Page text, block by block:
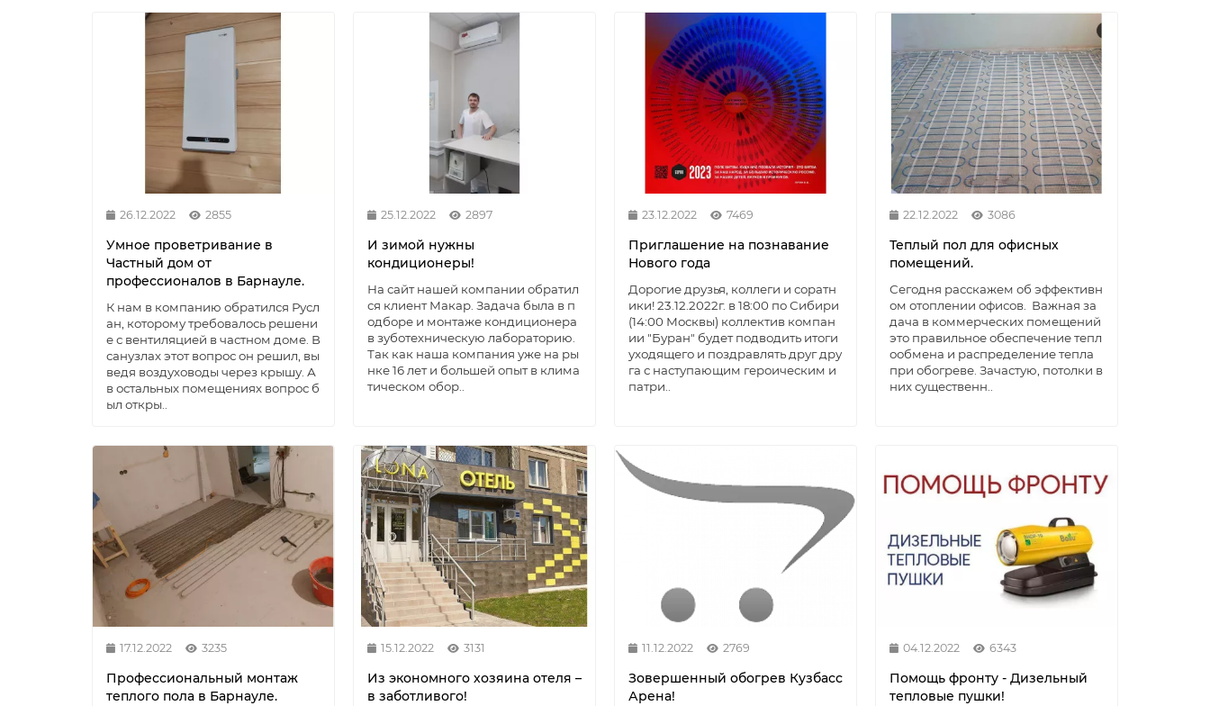
26.12.2022 2855
Умное проветривание в
Частный дом от
профессионалов в Барнауле.
К нам в компанию обратился Русл
ан, которому требовалось решени
е с вентиляцией в частном доме. В
санузлах этот вопрос он решил, вы
ведя воздуховоды через крышу. А
в остальных помещениях вопрос б
ыл откры..
25.12.2022 2897
И зимой нужны
кондиционеры!
На сайт нашей компании обратил
ся клиент Макар. Задача была в п
одборе и монтаже кондиционера
в зуботехническую лабораторию.
Так как наша компания уже на ры
нке 16 лет и большей опыт в клима
тическом обор..
23.12.2022 7469
Приглашение на познавание
Нового года
Дорогие друзья, коллеги и соратн
ики! 23.12.2022г. в 18:00 по Сибири
(14:00 Москвы) коллектив компан
ии "Буран" будет подводить итоги
уходящего и поздравлять друг дру
га с наступающим героическим и
патри..
22.12.2022 3086
Теплый пол для офисных
помещений.
Сегодня расскажем об эффективн
ом отоплении офисов. Важная за
дача в коммерческих помещений
это правильное обеспечение тепл
ообмена и распределение тепла
при обогреве. Зачастую, потолки в
них существенн..
17.12.2022 3235
Профессиональный монтаж
теплого пола в Барнауле.
15.12.2022 3131
Из экономного хозяина отеля –
в заботливого!
11.12.2022 2769
Зовершенный обогрев Кузбасс
Арена!
04.12.2022 6343
Помощь фронту - Дизельный
тепловые пушки!